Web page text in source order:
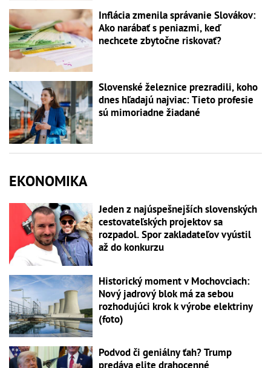
Inflácia zmenila správanie Slovákov:
Ako narábať s peniazmi, keď
nechcete zbytočne riskovať?
Slovenské železnice prezradili, koho
dnes hľadajú najviac: Tieto profesie
sú mimoriadne žiadané
EKONOMIKA
Jeden z najúspešnejších slovenských
cestovateľských projektov sa
rozpadol. Spor zakladateľov vyústil
až do konkurzu
Historický moment v Mochovciach:
Nový jadrový blok má za sebou
rozhodujúci krok k výrobe elektriny
(foto)
Podvod či geniálny ťah? Trump
predáva elite drahocenné